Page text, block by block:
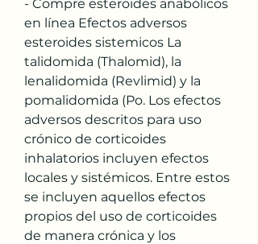
- Compre esteroides anabólicos
en línea Efectos adversos
esteroides sistemicos La
talidomida (Thalomid), la
lenalidomida (Revlimid) y la
pomalidomida (Po. Los efectos
adversos descritos para uso
crónico de corticoides
inhalatorios incluyen efectos
locales y sistémicos. Entre estos
se incluyen aquellos efectos
propios del uso de corticoides
de manera crónica y los